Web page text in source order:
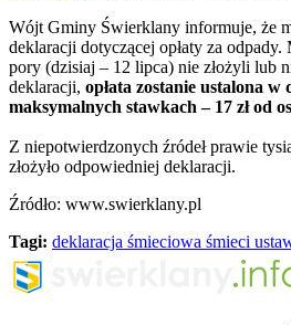
Wójt Gminy Świerklany informuje, że
deklaracji dotyczącej opłaty za
pory (dzisiaj – 12 lipca) nie złożyli lub
deklaracji, opłata zostanie ustalona w
maksymalnych stawkach – 17 zł od
Z niepotwierdzonych źródeł prawie
złożyło odpowiedniej deklaracji.
Źródło: www.swierklany.pl
Tagi: deklaracja śmieciowa śmieci